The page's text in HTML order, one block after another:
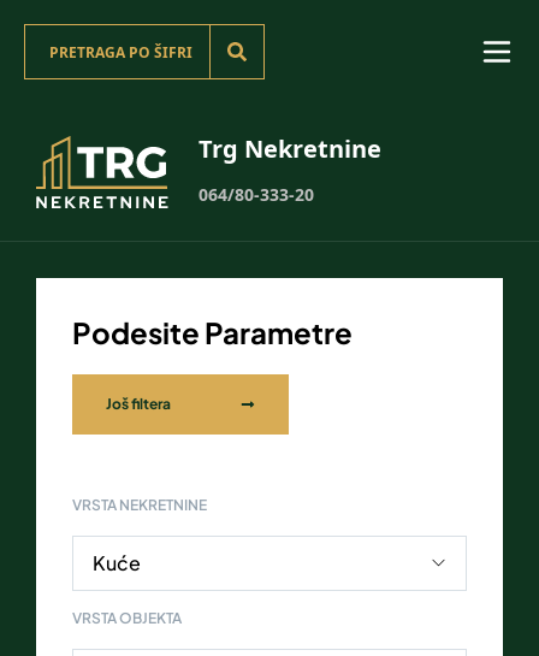
Trg Nekretnine
064/80-333-20
Podesite Parametre
Još filtera
VRSTA NEKRETNINE
VRSTA OBJEKTA